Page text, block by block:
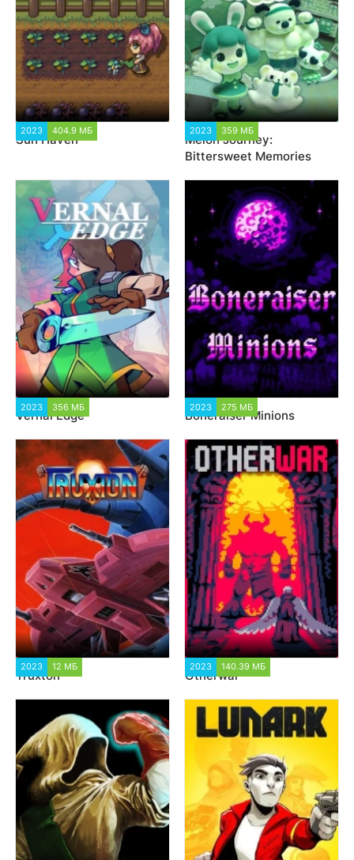
2023 404.9 МБ
Sun Haven
2023 359 МБ
Melon Journey:
Bittersweet Memories
2023 356 МБ
Vernal Edge
2023 275 МБ
Boneraiser Minions
2023 12 МБ
Truxton
2023 140.39 МБ
Otherwar